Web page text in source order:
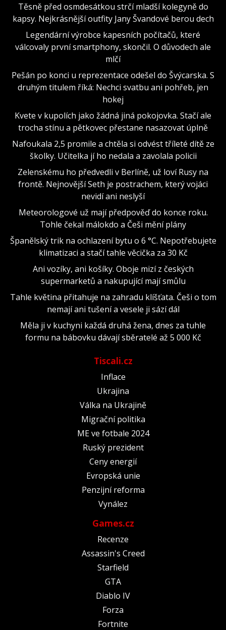
Těsně před osmdesátkou strčí mladší kolegyně do
kapsy. Nejkrásnější outfity Jany Švandové berou dech
Legendární výrobce kapesních počítačů, které
válcovaly první smartphony, skončil. O důvodech ale
mlčí
Pešán po konci u reprezentace odešel do Švýcarska. S
druhým titulem říká: Nechci svatbu ani pohřeb, jen
hokej
Kvete v kupolích jako žádná jiná pokojovka. Stačí ale
trocha stínu a pětkovec přestane nasazovat úplně
Nafoukala 2,5 promile a chtěla si odvést tříleté dítě ze
školky. Učitelka jí ho nedala a zavolala policii
Zelenskému ho předvedli v Berlíně, už loví Rusy na
frontě. Nejnovější Seth je postrachem, který vojáci
nevidí ani neslyší
Meteorologové už mají předpověď do konce roku.
Tohle čekal málokdo a Češi mění plány
Španělský trik na ochlazení bytu o 6 °C. Nepotřebujete
klimatizaci a stačí tahle věcička za 30 Kč
Ani vozíky, ani košíky. Oboje mizí z českých
supermarketů a nakupující mají smůlu
Tahle květina přitahuje na zahradu klíšťata. Češi o tom
nemají ani tušení a vesele ji sází dál
Měla ji v kuchyni každá druhá žena, dnes za tuhle
formu na bábovku dávají sběratelé až 5 000 Kč
Tiscali.cz
Inflace
Ukrajina
Válka na Ukrajině
Migrační politika
ME ve fotbale 2024
Ruský prezident
Ceny energií
Evropská unie
Penzijní reforma
Vynález
Games.cz
Recenze
Assassin's Creed
Starfield
GTA
Diablo IV
Forza
Fortnite